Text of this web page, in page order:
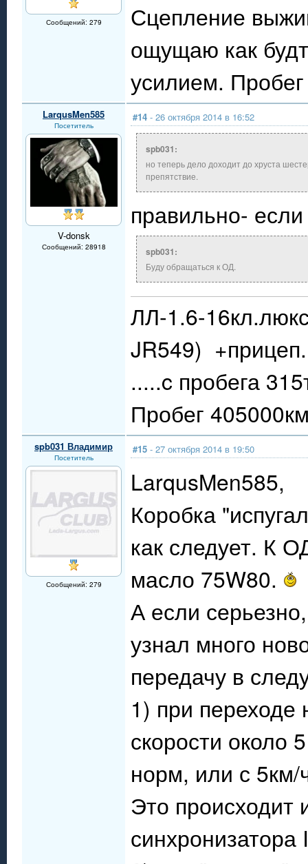
Сообщений: 279
Сцепление
ощущаю как
усилием.
LarqusMen585
Посетитель
V-donsk
Сообщений: 28918
#14 - 26 октября 2014 в 16:52
spb031:
но теперь дело доходит до хруста
препятствие.
правильно-
spb031:
Буду обращаться к ОД.
ЛЛ-1.6-
JR549) +прицеп.
.....c пробега
Пробег
spb031 Владимир
Посетитель
Сообщений: 279
#15 - 27 октября 2014 в 19:50
LarqusMen585,
Коробка
как следует. К
масло 75W80.
А если
узнал много
передачу в
1) при
скорости около
норм, или с 5км/
Это происходит
синхронизатора